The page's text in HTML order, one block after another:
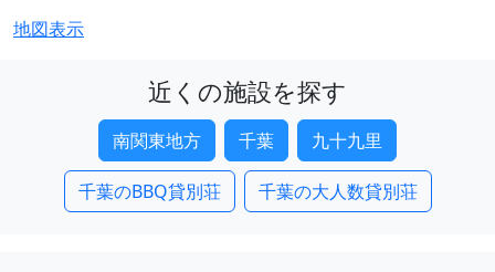
地図表示
近くの施設を探す
南関東地方 千葉 九十九里
千葉のBBQ貸別荘 千葉の大人数貸別荘